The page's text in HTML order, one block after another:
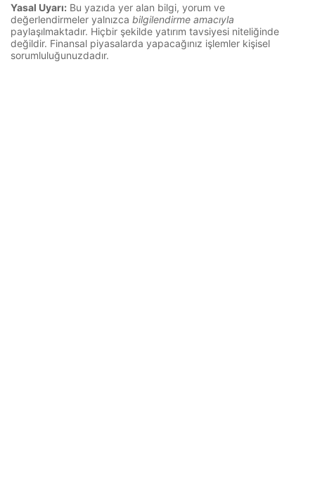
Yasal Uyarı: Bu yazıda yer alan bilgi, yorum ve
değerlendirmeler yalnızca bilgilendirme amacıyla
paylaşılmaktadır. Hiçbir şekilde yatırım tavsiyesi niteliğinde
değildir. Finansal piyasalarda yapacağınız işlemler kişisel
sorumluluğunuzdadır.